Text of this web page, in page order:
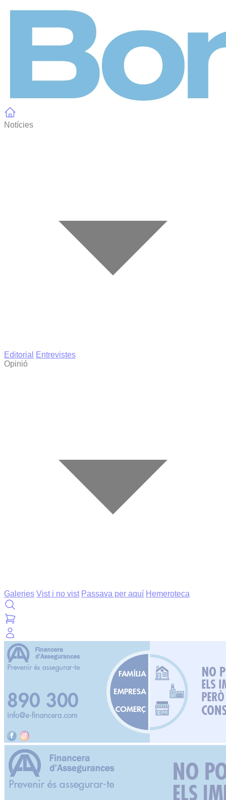
Notícies
Editorial
Entrevistes
Opinió
Galeries Vist i no vist Passava per aquí Hemeroteca